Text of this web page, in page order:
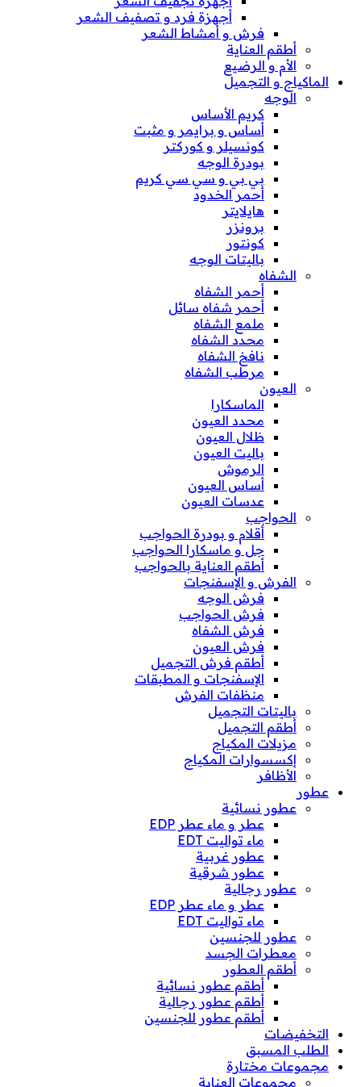
أجهزة فرد و تصفيف الشعر
فرش و أمشاط الشعر
أطقم العناية
الأم و الرضيع
الماكياج و التجميل
الوجه
كريم الأساس
أساس و برايمر و مثبت
كونسيلر و كوركتر
بودرة الوجه
بي بي و سي سي كريم
أحمر الخدود
هايلايتر
برونزر
كونتور
باليتات الوجه
الشفاه
أحمر الشفاه
أحمر شفاه سائل
ملمع الشفاه
محدد الشفاه
نافخ الشفاه
مرطب الشفاه
العيون
الماسكارا
محدد العيون
ظلال العيون
باليت العيون
الرموش
أساس العيون
عدسات العيون
الحواجب
أقلام و بودرة الحواجب
جل و ماسكارا الحواجب
أطقم العناية بالحواجب
الفرش و الإسفنجات
فرش الوجه
فرش الحواجب
فرش الشفاه
فرش العيون
أطقم فرش التجميل
الإسفنجات و المطبقات
منظفات الفرش
باليتات التجميل
أطقم التجميل
مزيلات المكياج
إكسسوارات المكياج
الأظافر
عطور
عطور نسائية
عطر و ماء عطر EDP
ماء تواليت EDT
عطور غربية
عطور شرقية
عطور رجالية
عطر و ماء عطر EDP
ماء تواليت EDT
عطور للجنسين
معطرات الجسد
أطقم العطور
أطقم عطور نسائية
أطقم عطور رجالية
أطقم عطور للجنسين
التخفيضات
الطلب المسبق
مجموعات مختارة
مجموعات العناية